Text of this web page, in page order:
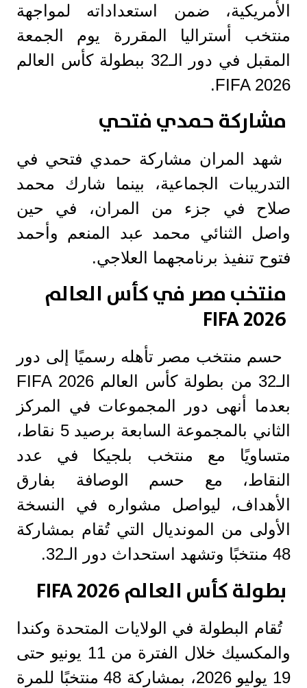
الأمريكية، ضمن استعداداته لمواجهة
منتخب أستراليا المقررة يوم الجمعة
المقبل في دور الـ32 ببطولة كأس العالم
FIFA 2026.
مشاركة حمدي فتحي
شهد المران مشاركة حمدي فتحي في
التدريبات الجماعية، بينما شارك محمد
صلاح في جزء من المران، في حين
واصل الثنائي محمد عبد المنعم وأحمد
فتوح تنفيذ برنامجهما العلاجي.
منتخب مصر في كأس العالم
FIFA 2026
حسم منتخب مصر تأهله رسميًا إلى دور
الـ32 من بطولة كأس العالم FIFA 2026
بعدما أنهى دور المجموعات في المركز
الثاني بالمجموعة السابعة برصيد 5 نقاط،
متساويًا مع منتخب بلجيكا في عدد
النقاط، مع حسم الوصافة بفارق
الأهداف، ليواصل مشواره في النسخة
الأولى من المونديال التي تُقام بمشاركة
48 منتخبًا وتشهد استحداث دور الـ32.
بطولة كأس العالم FIFA 2026
تُقام البطولة في الولايات المتحدة وكندا
والمكسيك خلال الفترة من 11 يونيو حتى
19 يوليو 2026، بمشاركة 48 منتخبًا للمرة